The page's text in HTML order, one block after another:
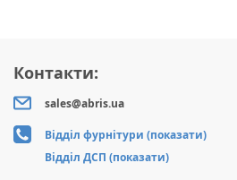
Контакти:
sales@abris.ua
Відділ фурнітури (показати)
Відділ ДСП (показати)